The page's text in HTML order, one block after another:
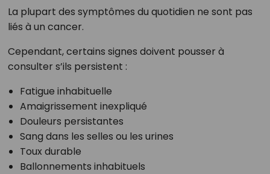
La plupart des symptômes du quotidien ne sont pas
liés à un cancer.
Cependant, certains signes doivent pousser à
consulter s’ils persistent :
Fatigue inhabituelle
Amaigrissement inexpliqué
Douleurs persistantes
Sang dans les selles ou les urines
Toux durable
Ballonnements inhabituels